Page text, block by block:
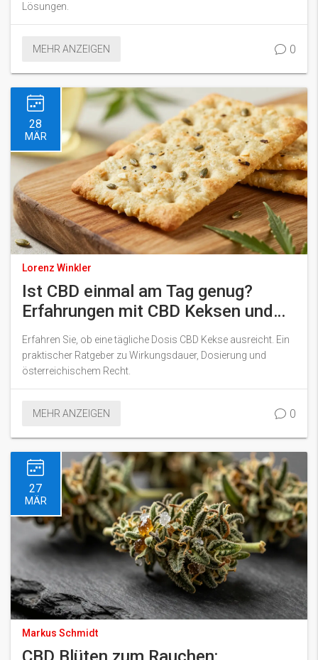
Lösungen.
MEHR ANZEIGEN 0
28
MÄR
Lorenz Winkler
Ist CBD einmal am Tag genug?
Erfahrungen mit CBD Keksen und
Dosierung
Erfahren Sie, ob eine tägliche Dosis CBD Kekse ausreicht. Ein
praktischer Ratgeber zu Wirkungsdauer, Dosierung und
österreichischem Recht.
MEHR ANZEIGEN 0
27
MÄR
Markus Schmidt